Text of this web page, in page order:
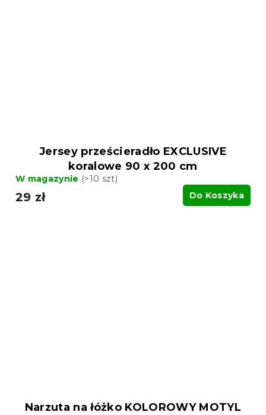
Jersey prześcieradło EXCLUSIVE
koralowe 90 x 200 cm
W magazynie (>10 szt)
29 zł Do Koszyka
Narzuta na łóżko KOLOROWY MOTYL